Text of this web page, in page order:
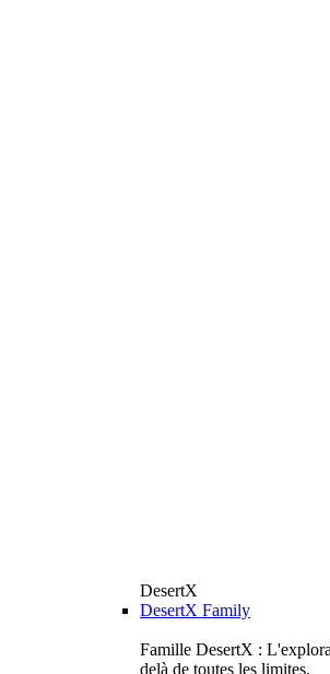
DesertX
DesertX Family
Famille DesertX :
delà de toutes les limites.